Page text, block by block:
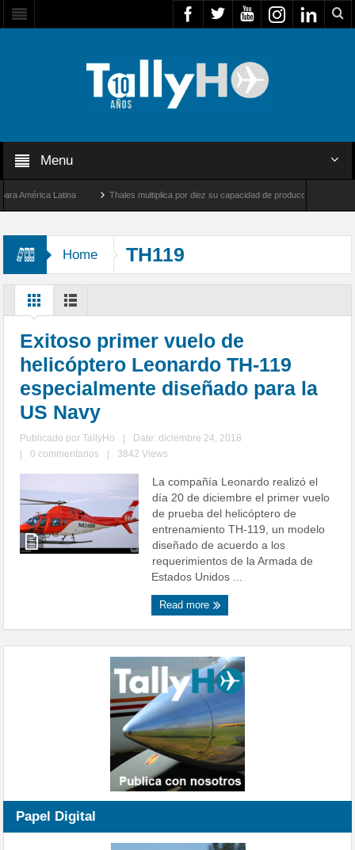
Menu
Latina Thales multiplica por diez su capacidad de producción de radares en
Home TH119
Exitoso primer vuelo de
helicóptero Leonardo TH-119
especialmente diseñado para la
US Navy
Publicado porTallyHo
Date: diciembre 24, 2018
0 commentarios 3842 Views
La compañía Leonardo realizó el
día 20 de diciembre el primer vuelo
de prueba del helicóptero de
entrenamiento TH-119, un modelo
diseñado de acuerdo a los
requerimientos de la Armada de
Estados Unidos ...
Read more
Papel Digital